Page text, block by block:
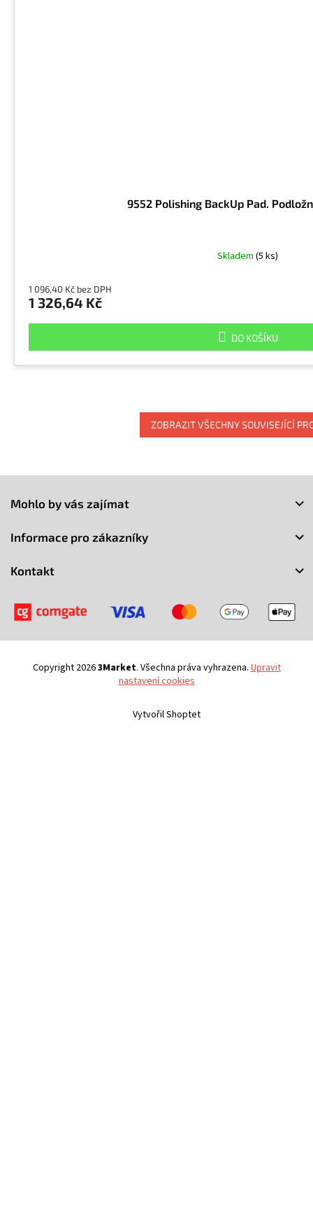
9552 Polishing BackUp Pad.
Skladem (5 ks)
1 096,40 Kč bez DPH
1 326,64 Kč
DO KOŠÍKU
ZOBRAZIT VŠECHNY SOUVISEJÍCÍ
Mohlo by vás zajímat
Informace pro zákazníky
Kontakt
Vytvořil Shoptet
Copyright 20263Market. Všechna práva vyhrazena. Upravit
nastavení cookies